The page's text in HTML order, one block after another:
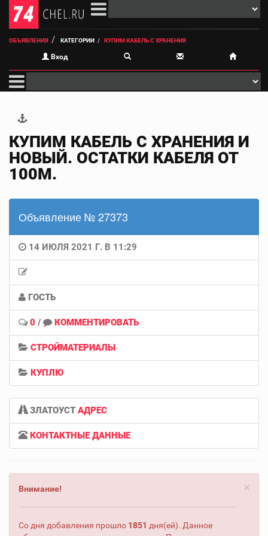
ОБЪЯВЛЕНИЯ КАТЕГОРИИ КУПИМ КАБЕЛЬ С ХРАНЕНИЯ
Вход
КУПИМ КАБЕЛЬ С ХРАНЕНИЯ И
НОВЫЙ. ОСТАТКИ КАБЕЛЯ ОТ
100М.
Объявление № 27373
14 ИЮЛЯ 2021 Г. В 11:29
ГОСТЬ
0 / КОММЕНТИРОВАТЬ
СТРОЙМАТЕРИАЛЫ
КУПЛЮ
ЗЛАТОУСТАДРЕС
КОНТАКТНЫЕ ДАННЫЕ
×
Внимание!
Со дня добавления прошло 1851 дня(ей). Данное